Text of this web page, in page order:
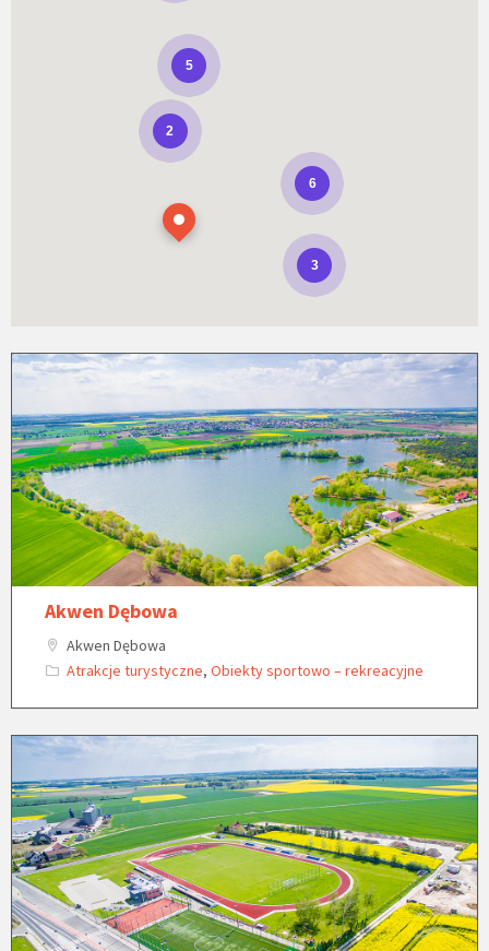
6
5
3
2
Akwen Dębowa
Akwen Dębowa
Atrakcje turystyczne, Obiekty sportowo – rekreacyjne